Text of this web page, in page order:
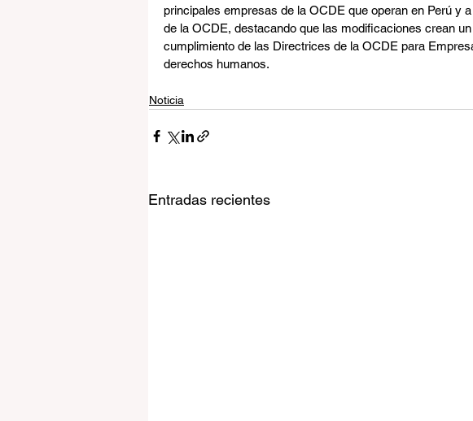
principales empresas de la OCDE que operan en Perú y
de la OCDE, destacando que las modificaciones crean
cumplimiento de las Directrices de la OCDE para
derechos humanos.
Noticia
Entradas recientes